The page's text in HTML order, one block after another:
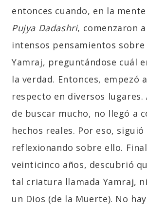
entonces cuando, en la
Pujya Dadashri, comenzaron
intensos pensamientos sobre
Yamraj, preguntándose cuál
la verdad. Entonces, empezó
respecto en diversos lugares.
de buscar mucho, no llegó a
hechos reales. Por eso, siguió
reflexionando sobre ello.
veinticinco años, descubrió
tal criatura llamada Yamraj,
un Dios (de la Muerte). No